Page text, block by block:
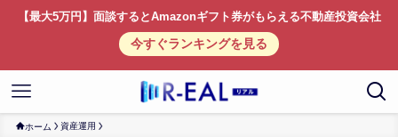
【最大5万円】面談するとAmazonギフト券がもらえる不動産投資会社
今すぐランキングを見る
ホーム 資産運用